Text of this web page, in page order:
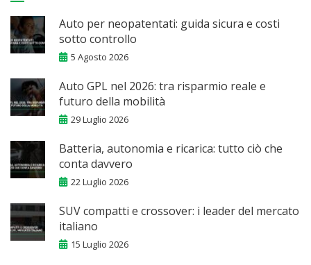
Auto per neopatentati: guida sicura e costi
sotto controllo
5 Agosto 2026
Auto GPL nel 2026: tra risparmio reale e
futuro della mobilità
29 Luglio 2026
Batteria, autonomia e ricarica: tutto ciò che
conta davvero
22 Luglio 2026
SUV compatti e crossover: i leader del mercato
italiano
15 Luglio 2026